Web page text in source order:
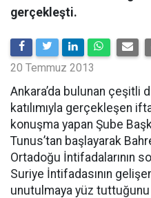
gerçekleşti.
20 Temmuz 2013
Ankara’da bulunan çeşitli
katılımıyla gerçekleşen
konuşma yapan Şube
Tunus’tan başlayarak
Ortadoğu İntifadalarının
Suriye İntifadasının
unutulmaya yüz tuttuğunu